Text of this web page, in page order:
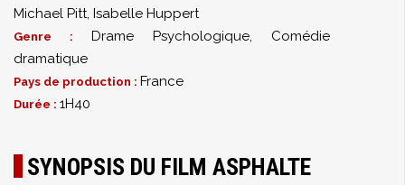
Michael Pitt, Isabelle Huppert
Genre : Drame Psychologique, Comédie
dramatique
Pays de production : France
Durée : 1H40
SYNOPSIS DU FILM ASPHALTE